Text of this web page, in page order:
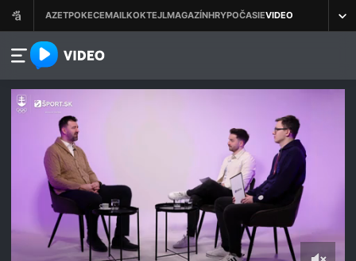
azet.video.sk